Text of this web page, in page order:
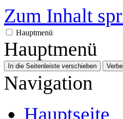
Zum Inhalt
Hauptmenü
Hauptmenü
In die Seitenleiste verschieben
Navigation
Hauptseite